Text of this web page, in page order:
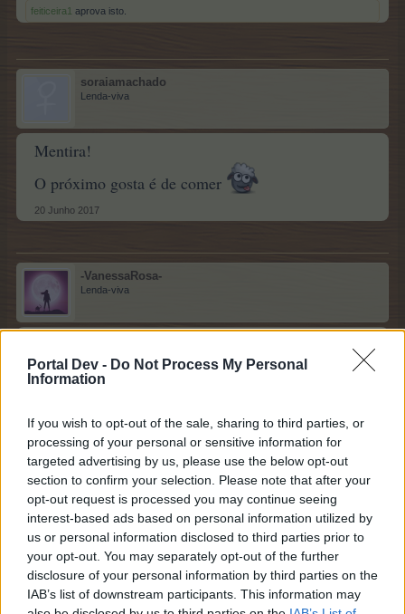
Portal Dev - Do Not Process My Personal
Information
If you wish to opt-out of the sale, sharing to third parties, or
processing of your personal or sensitive information for
targeted advertising by us, please use the below opt-out
section to confirm your selection. Please note that after your
opt-out request is processed you may continue seeing
interest-based ads based on personal information utilized by
us or personal information disclosed to third parties prior to
your opt-out. You may separately opt-out of the further
disclosure of your personal information by third parties on the
IAB’s list of downstream participants. This information may
feiticeira1 aprova isto.
soraiamachado
Lenda-viva
Mentira!
O próximo gosta é de comer
20 Junho 2017
-VanessaRosa-
Lenda-viva
Verdade!
O próximo tem calos!
* RosaDourada *
Lenda-viva
Mentira.
O próximo gosta de viajar.
20 Junho 2017